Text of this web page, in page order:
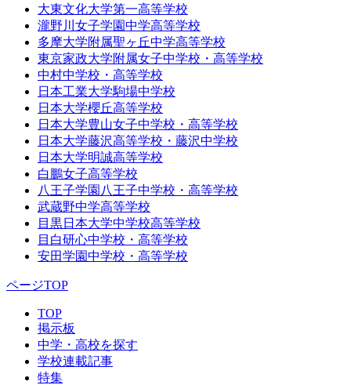
大東文化大学第一高等学校
瀧野川女子学園中学高等学校
多摩大学附属聖ヶ丘中学高等学校
東京家政大学附属女子中学校・高等学校
中村中学校・高等学校
日本工業大学駒場中学校
日本大学櫻丘高等学校
日本大学豊山女子中学校・高等学校
日本大学藤沢高等学校・藤沢中学校
日本大学明誠高等学校
白鵬女子高等学校
八王子学園八王子中学校・高等学校
武蔵野中学高等学校
目黒日本大学中学校高等学校
目白研心中学校・高等学校
安田学園中学校・高等学校
ページTOP
TOP
掲示板
中学・高校を探す
学校連載記事
特集